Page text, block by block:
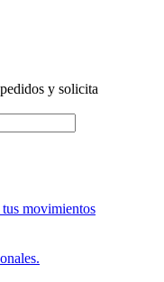
y solicita
movimientos